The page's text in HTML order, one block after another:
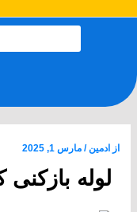
از ادمین/مارس 1, 2025
لوله